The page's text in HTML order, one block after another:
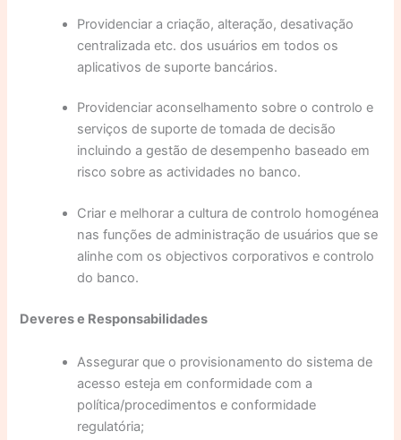
Providenciar a criação, alteração, desativação
centralizada etc. dos usuários em todos os
aplicativos de suporte bancários.
Providenciar aconselhamento sobre o controlo e
serviços de suporte de tomada de decisão
incluindo a gestão de desempenho baseado em
risco sobre as actividades no banco.
Criar e melhorar a cultura de controlo homogénea
nas funções de administração de usuários que se
alinhe com os objectivos corporativos e controlo
do banco.
Deveres e Responsabilidades
Assegurar que o provisionamento do sistema de
acesso esteja em conformidade com a
política/procedimentos e conformidade
regulatória;